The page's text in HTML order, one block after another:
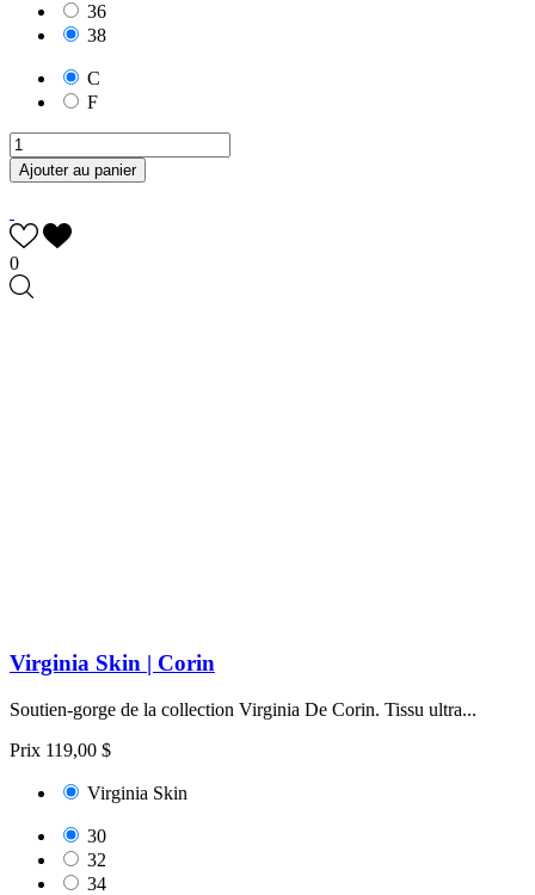
36
38
C
F
Ajouter au panier
0
Virginia Skin | Corin
Soutien-gorge de la collection Virginia De Corin. Tissu ultra...
Prix 119,00 $
Virginia Skin
30
32
34